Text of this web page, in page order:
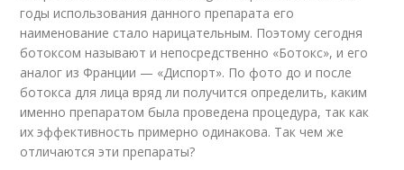
годы использования данного препарата его
наименование стало нарицательным. Поэтому сегодня
ботоксом называют и непосредственно «Ботокс», и его
аналог из Франции — «Диспорт». По фото до и после
ботокса для лица вряд ли получится определить, каким
именно препаратом была проведена процедура, так как
их эффективность примерно одинакова. Так чем же
отличаются эти препараты?